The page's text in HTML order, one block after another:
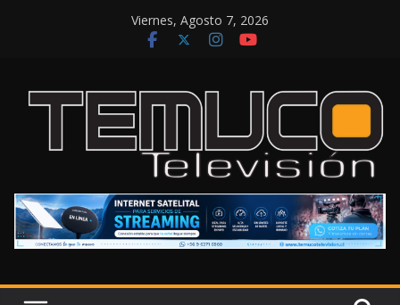
Viernes, Agosto 7, 2026